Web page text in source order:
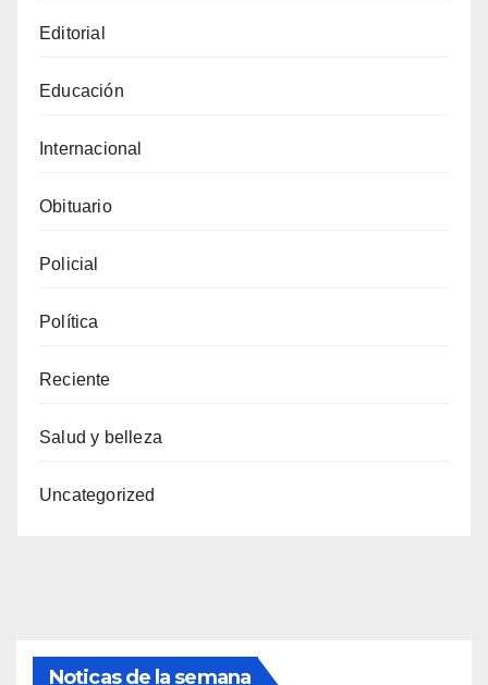
Editorial
Educación
Internacional
Obituario
Policial
Política
Reciente
Salud y belleza
Uncategorized
Noticas de la semana